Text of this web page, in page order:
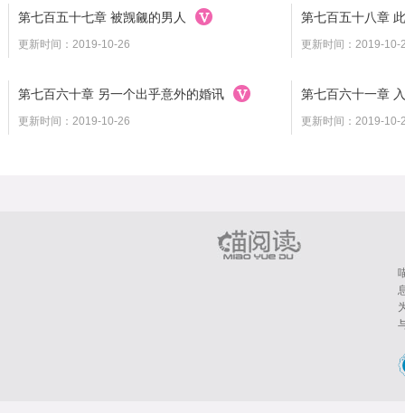
第七百五十七章 被觊觎的男人
更新时间：2019-10-26
第七百五十八章
更新时间：2019-10-
第七百六十章 另一个出乎意外的婚讯
更新时间：2019-10-26
第七百六十一章
更新时间：2019-10-